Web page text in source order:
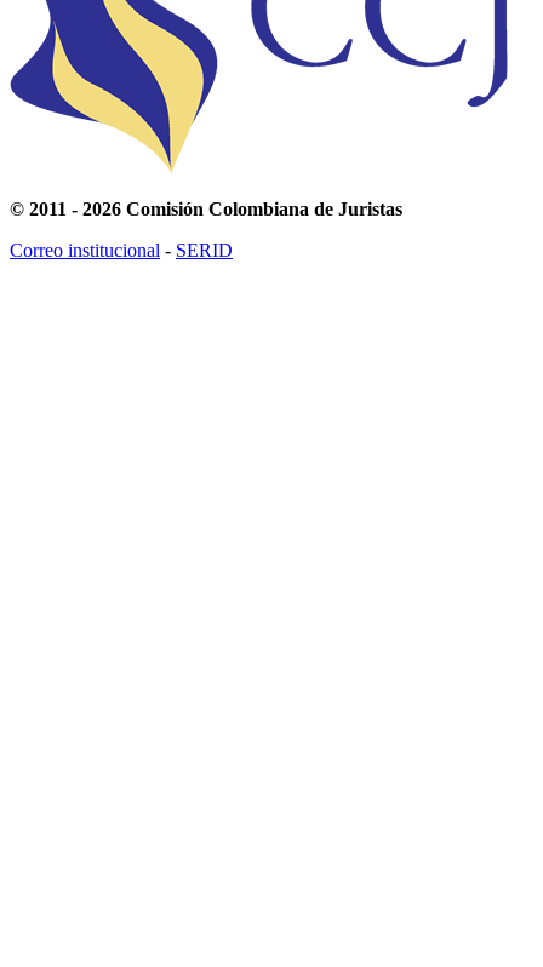
© 2011 - 2026 Comisión Colombiana de Juristas
Correo institucional - SERID